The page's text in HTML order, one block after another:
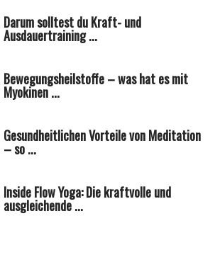
Darum solltest du Kraft- und
Ausdauertraining ...
Bewegungsheilstoffe – was hat es mit
Myokinen ...
Gesundheitlichen Vorteile von Meditation
– so ...
Inside Flow Yoga: Die kraftvolle und
ausgleichende ...